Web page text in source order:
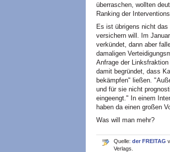
überraschen, wollten
Ranking der
Es ist übrigens nicht
versichern will. Im
verkündet, dann aber
damaligen
Anfrage der
damit begründet, dass
bekämpfen" ließen.
und für sie nicht
eingeengt." In einem
haben da einen großen
Was will man mehr?
Quelle: der FREITAG
Verlags.